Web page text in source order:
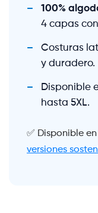
100%
4 capas
Costuras
y duradero.
Disponible
hasta 5XL.
✅ Disponible en
versiones